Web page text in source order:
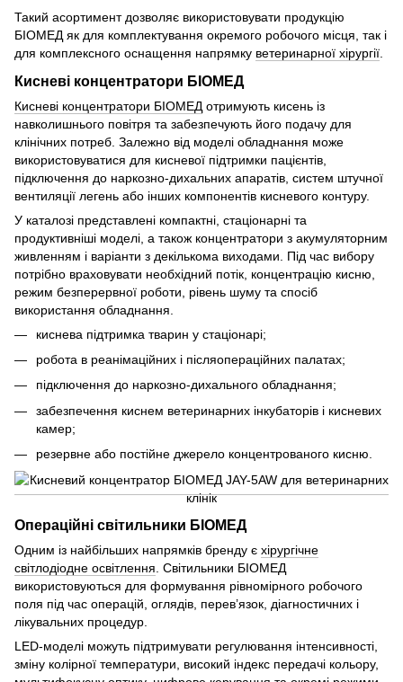
Такий асортимент дозволяє використовувати продукцію
БІОМЕД як для комплектування окремого робочого місця, так і
для комплексного оснащення напрямку ветеринарної хірургії
Кисневі концентратори БІОМЕД
Кисневі концентратори БІОМЕД отримують кисень із
навколишнього повітря та забезпечують його подачу для
клінічних потреб. Залежно від моделі обладнання може
використовуватися для кисневої підтримки пацієнтів,
підключення до наркозно-дихальних апаратів, систем штучної
вентиляції легень або інших компонентів кисневого контуру.
У каталозі представлені компактні, стаціонарні та
продуктивніші моделі, а також концентратори з акумуляторним
живленням і варіанти з декількома виходами. Під час вибору
потрібно враховувати необхідний потік, концентрацію кисню,
режим безперервної роботи, рівень шуму та спосіб
використання обладнання.
киснева підтримка тварин у стаціонарі;
робота в реанімаційних і післяопераційних палатах;
підключення до наркозно-дихального обладнання;
забезпечення киснем ветеринарних інкубаторів і кисневих
камер;
резервне або постійне джерело концентрованого кисню.
Операційні світильники БІОМЕД
Одним із найбільших напрямків бренду є хірургічне
світлодіодне освітлення. Світильники БІОМЕД
використовуються для формування рівномірного робочого
поля під час операцій, оглядів, перев’язок, діагностичних і
лікувальних процедур.
LED-моделі можуть підтримувати регулювання інтенсивності,
зміну колірної температури, високий індекс передачі кольору,